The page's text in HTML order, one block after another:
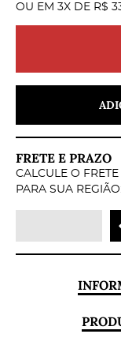
OU EM 3X DE R$
FRETE E PRAZO
CALCULE O
PARA SUA